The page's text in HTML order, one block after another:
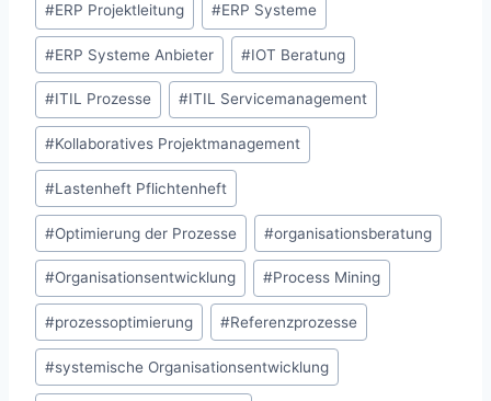
#ERP Projektleitung #ERP Systeme
#ERP Systeme Anbieter #IOT Beratung
#ITIL Prozesse #ITIL Servicemanagement
#Kollaboratives Projektmanagement
#Lastenheft Pflichtenheft
#Optimierung der Prozesse #organisationsberatung
#Organisationsentwicklung #Process Mining
#prozessoptimierung #Referenzprozesse
#systemische Organisationsentwicklung